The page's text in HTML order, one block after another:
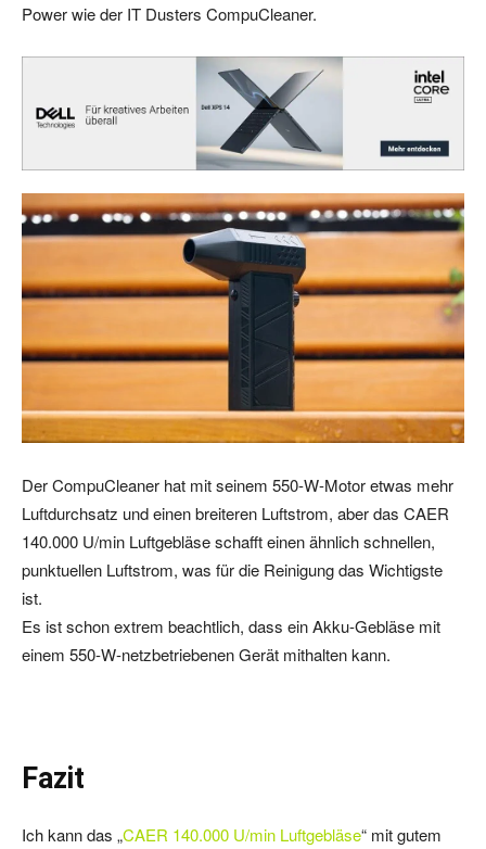
Power wie der IT Dusters CompuCleaner.
Der CompuCleaner hat mit seinem 550-W-Motor etwas mehr
Luftdurchsatz und einen breiteren Luftstrom, aber das CAER
140.000 U/min Luftgebläse schafft einen ähnlich schnellen,
punktuellen Luftstrom, was für die Reinigung das Wichtigste
ist.
Es ist schon extrem beachtlich, dass ein Akku-Gebläse mit
einem 550-W-netzbetriebenen Gerät mithalten kann.
Fazit
Ich kann das „CAER 140.000 U/min Luftgebläse“ mit gutem